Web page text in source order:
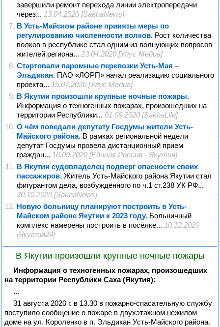
завершили ремонт перехода линии электропередачи
через... 13.04.2020 [SakhaNews]
В Усть-Майском районе приняты меры по
регулированию численности волков. Рост количества
волков в республике стал одним из волнующих вопросов
жителей региона... 23.04.2020 [Улус Медиа]
Стартовали паромные перевозки Усть-Мая –
Эльдикан. ПАО «ЛОРП» начал реализацию социального
проекта... 15.07.2020 [Улус Медиа]
В Якутии произошли крупные ночные пожары.
Информация о техногенных пожарах, произошедших на
территории Республики... 01.09.2020 [SakhaLife]
О чём поведали депутату Госдумы жители Усть-
Майского района. В рамках региональной недели
депутат Госдумы провела дистанционный прием
граждан... 16.09.2020 [Единая Россия - Якутия]
В Якутии судовладелец подверг опасности своих
пассажиров. Житель Усть-Майского района Якутии стал
фигурантом дела, возбуждённого по ч.1 ст.238 УК РФ...
20.10.2020 [SakhaNews]
Новую больницу планируют построить в Усть-
Майском районе Якутии к 2023 году. Больничный
комплекс намерены построить в посёлке... 10.12.2020
[Якутия24]
В Якутии произошли крупные ночные пожары
Информация о техногенных пожарах, произошедших
на территории Республики Саха (Якутия):
...
31 августа 2020 г. в 13.30 в пожарно-спасательную службу
поступило сообщение о пожаре в двухэтажном нежилом
доме на ул. Короленко в п. Эльдикан Усть-Майского района.